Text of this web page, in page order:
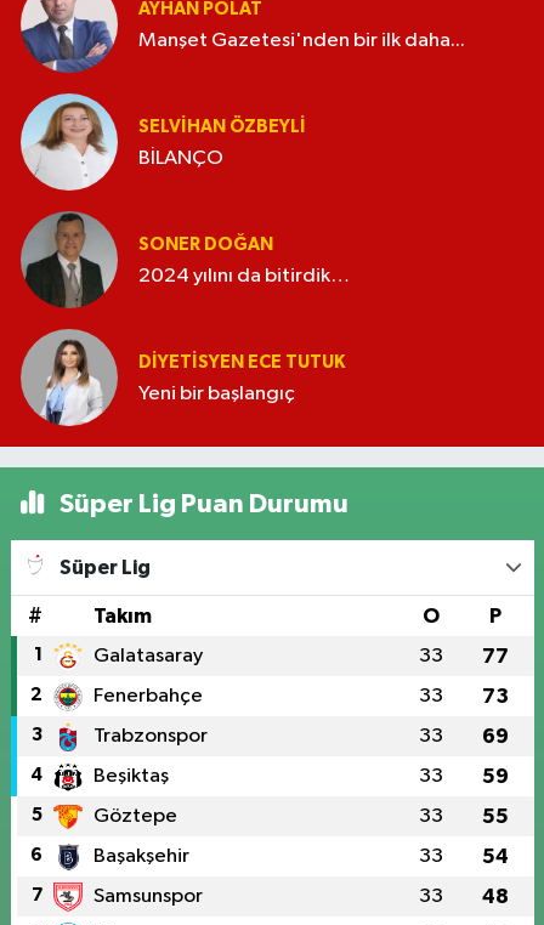
AYHAN POLAT
Manşet Gazetesi'nden bir ilk daha...
SELVIHAN ÖZBEYLI
BİLANÇO
SONER DOĞAN
2024 yılını da bitirdik…
DIYETISYEN ECE TUTUK
Yeni bir başlangıç
Süper Lig Puan Durumu
Süper Lig
# Takım O P
1 Galatasaray 33 77
2 Fenerbahçe 33 73
3 Trabzonspor 33 69
4 Beşiktaş 33 59
5 Göztepe 33 55
6 Başakşehir 33 54
7 Samsunspor 33 48